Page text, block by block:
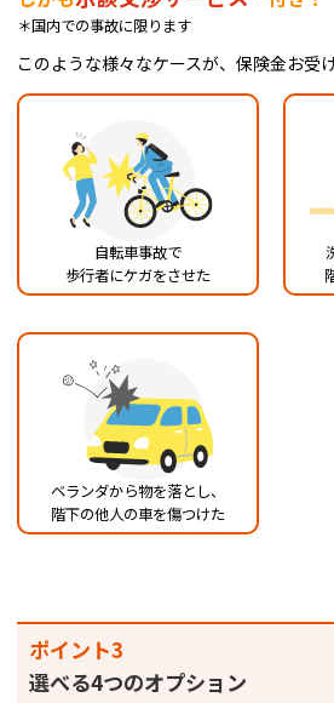
＊国内での事故に限ります
このような様々なケースが、保険金お受
自転車事故で
歩行者にケガをさせた
ベランダから物を落とし、
階下の他人の車を傷つけた
ポイント3
選べる4つのオプション